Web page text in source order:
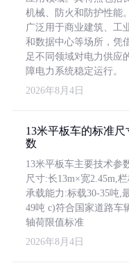
机械、防火和防护性能
广泛用于商业建筑、工
和数据中心等场所，凭
足不同领域对电力供应
障电力系统稳定运行。
2026年8月4日
13米平板车的标准尺
数
13米平板车主要技术参
尺寸:长13m×宽2.45m,
承载能力:标载30-35吨,
49吨 c)符合国家道路车
轴荷限值标准
2026年8月4日